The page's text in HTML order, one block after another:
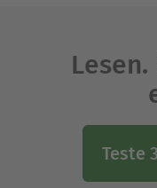
Teste